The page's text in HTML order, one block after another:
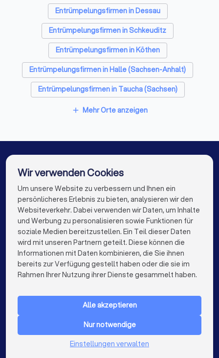
Sicherheitstechniker in Bitterfeld
Trockenbauer in Bitterfeld
Sanitärinstallateure in Bitterfeld
Fliesenleger in Bitterfeld
Fensterbauer in Bitterfeld
Bodenleger in Bitterfeld
Entrümpelungsfirmen in Dessau
Entrümpelungsfirmen in Schkeuditz
Entrümpelungsfirmen in Köthen
Entrümpelungsfirmen in Halle (Sachsen-Anhalt)
Entrümpelungsfirmen in Taucha (Sachsen)
Entrümpelungsfirmen in Leipzig
Entrümpelungsfirmen in Merseburg
Entrümpelungsfirmen in Bernburg
Entrümpelungsfirmen in Berlin
Entrümpelungsfirmen in Hamburg
Entrümpelungsfirmen in München
Entrümpelungsfirmen in Köln
Entrümpelungsfirmen in Stuttgart
Entrümpelungsfirmen in Düsseldorf
Entrümpelungsfirmen in Dortmund
add Mehr Orte anzeigen
Die besten Entrümpelungsfirmen für Sie
info@trustlocal.de
FÜR PRIVATPERSONEN
Niederlande
Wir verwenden Cookies
Um unsere Website zu verbessern und Ihnen ein
persönlicheres Erlebnis zu bieten, analysieren wir den
Websiteverkehr. Dabei verwenden wir Daten, um Inhalte
und Werbung zu personalisieren sowie Funktionen für
soziale Medien bereitzustellen. Ein Teil dieser Daten
wird mit unseren Partnern geteilt. Diese können die
Informationen mit Daten kombinieren, die Sie ihnen
bereits zur Verfügung gestellt haben oder die sie im
Rahmen Ihrer Nutzung ihrer Dienste gesammelt haben.
Alle akzeptieren
Nur notwendige
Einstellungen verwalten